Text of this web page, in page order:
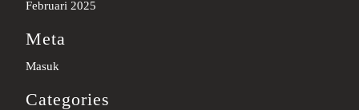
Februari 2025
Meta
Masuk
Categories